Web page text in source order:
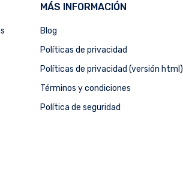
MÁS INFORMACIÓN
Blog
Políticas de privacidad
Políticas de privacidad (versión html)
Términos y condiciones
Política de seguridad